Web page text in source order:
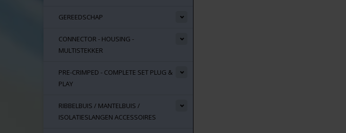
GEREEDSCHAP
CONNECTOR - HOUSING -
MULTISTEKKER
PRE-CRIMPED - COMPLETE SET PLUG &
PLAY
RIBBELBUIS / MANTELBUIS /
ISOLATIESLANGEN ACCESSOIRES